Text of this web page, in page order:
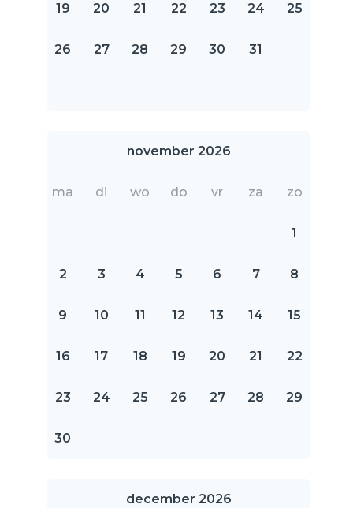
19 20 21 22 23 24 25
26 27 28 29 30 31
november 2026
ma di wo do vr za zo
1
2 3 4 5 6 7 8
9 10 11 12 13 14 15
16 17 18 19 20 21 22
23 24 25 26 27 28 29
30
december 2026